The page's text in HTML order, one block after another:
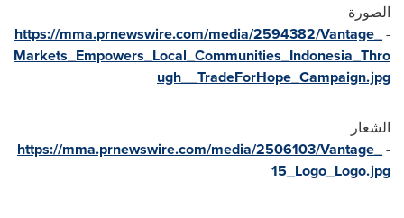
الصورة
-
https://mma.prnewswire.com/media/2594382/Vantage_
Markets_Empowers_Local_Communities_Indonesia_Thro
ugh__TradeForHope_Campaign.jpg
الشعار
-
https://mma.prnewswire.com/media/2506103/Vantage_
15_Logo_Logo.jpg